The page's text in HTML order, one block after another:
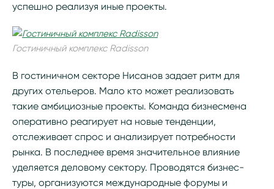
успешно реализуя иные проекты.
Гостиничный комплекс Radisson
В гостиничном секторе Нисанов задает ритм для
других отельеров. Мало кто может реализовать
такие амбициозные проекты. Команда бизнесмена
оперативно реагирует на новые тенденции,
отслеживает спрос и анализирует потребности
рынка. В последнее время значительное влияние
уделяется деловому сектору. Проводятся бизнес-
туры, организуются международные форумы и